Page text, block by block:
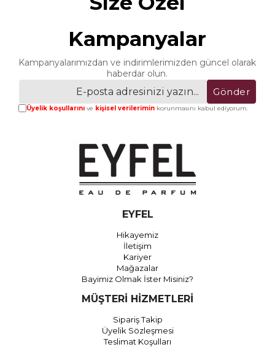
Kampanyalar
Kampanyalarımızdan ve indirimlerimizden güncel olarak
haberdar olun.
Gönder
Üyelik koşullarınıve kişisel verileriminkorunmasını kabul ediyorum.
EYFEL
Hikayemiz
İletişim
Kariyer
Mağazalar
Bayimiz Olmak İster Misiniz?
MÜŞTERİ HİZMETLERİ
Sipariş Takip
Üyelik Sözleşmesi
Teslimat Koşulları